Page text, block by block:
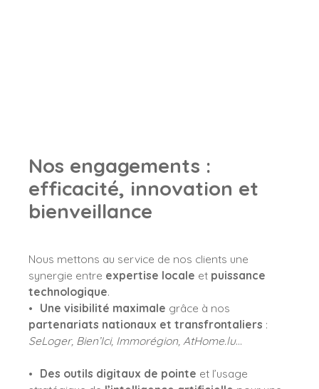
Nos engagements :
efficacité, innovation et
bienveillance
Nous mettons au service de nos clients une
synergie entre expertise locale et puissance
technologique.
Une visibilité maximale grâce à nos
partenariats nationaux et transfrontaliers :
SeLoger, Bien’Ici, Immorégion, AtHome.lu…
Des outils digitaux de pointe et l’usage